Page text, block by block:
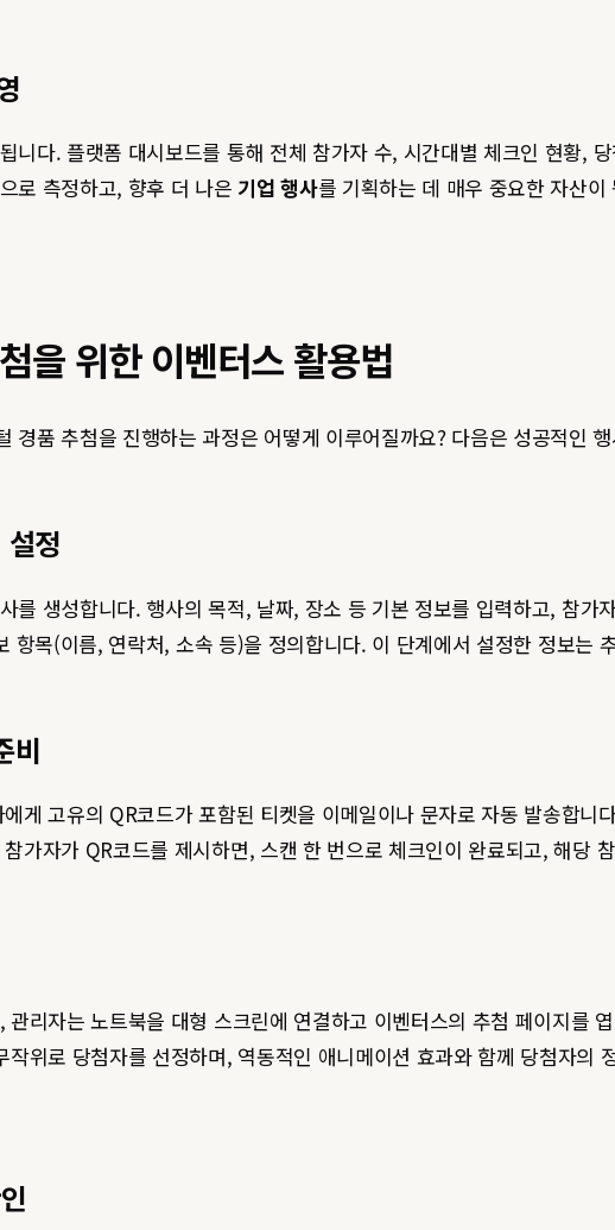
니다. 플랫폼 대시보드를 통해 전체 참가자 수, 시간대별 체크인 현황,
로 측정하고, 향후 더 나은 기업 행사를 기획하는 데 매우 중요한 자산
을 위한 이벤터스 활용법
경품 추첨을 진행하는 과정은 어떻게 이루어질까요? 다음은 성공적인
설정
를 생성합니다. 행사의 목적, 날짜, 장소 등 기본 정보를 입력하고, 참
항목(이름, 연락처, 소속 등)을 정의합니다. 이 단계에서 설정한 정보는
비
게 고유의 QR코드가 포함된 티켓을 이메일이나 문자로 자동 발송합
가자가 QR코드를 제시하면, 스캔 한 번으로 체크인이 완료되고, 해당
리자는 노트북을 대형 스크린에 연결하고 이벤터스의 추첨 페이지를
위로 당첨자를 선정하며, 역동적인 애니메이션 효과와 함께 당첨자의